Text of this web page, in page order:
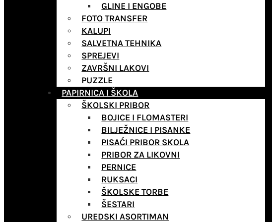
GLINE I ENGOBE
FOTO TRANSFER
KALUPI
SALVETNA TEHNIKA
SPREJEVI
ZAVRŠNI LAKOVI
PUZZLE
PAPIRNICA I ŠKOLA
ŠKOLSKI PRIBOR
BOJICE I FLOMASTERI
BILJEŽNICE I PISANKE
PISAĆI PRIBOR SKOLA
PRIBOR ZA LIKOVNI
PERNICE
RUKSACI
ŠKOLSKE TORBE
ŠESTARI
UREDSKI ASORTIMAN